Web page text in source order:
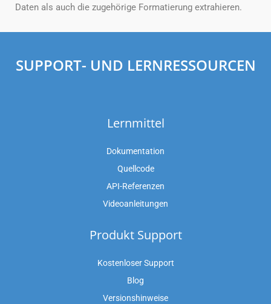
Daten als auch die zugehörige Formatierung extrahieren.
SUPPORT- UND LERNRESSOURCEN
Lernmittel
Dokumentation
Quellcode
API-Referenzen
Videoanleitungen
Produkt Support
Kostenloser Support
Blog
Versionshinweise